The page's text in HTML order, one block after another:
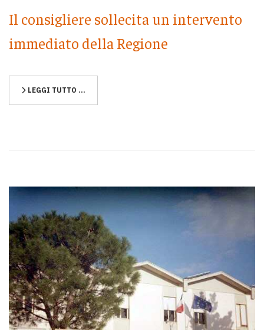
Il consigliere sollecita un intervento
immediato della Regione
LEGGI TUTTO …